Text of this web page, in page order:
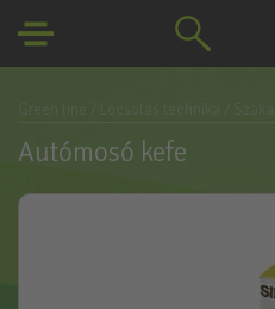
Autómosó kefe